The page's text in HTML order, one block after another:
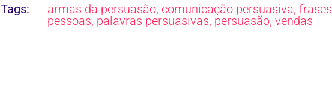
Tags:
armas da persuasão, comunicação persuasiva,
pessoas, palavras persuasivas, persuasão,vendas